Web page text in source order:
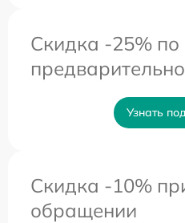
Скидка -25% по
Узнать
Скидка -10%
обращении